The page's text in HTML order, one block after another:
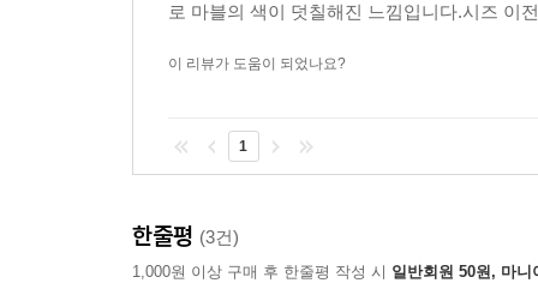
로 마블의 색이 덧칠해진 느낌입니다.시즈 이
이 리뷰가 도움이 되었나요?
1
한줄평 (3건)
1,000원 이상 구매 후 한줄평 작성 시 일반회원 50원, 마니